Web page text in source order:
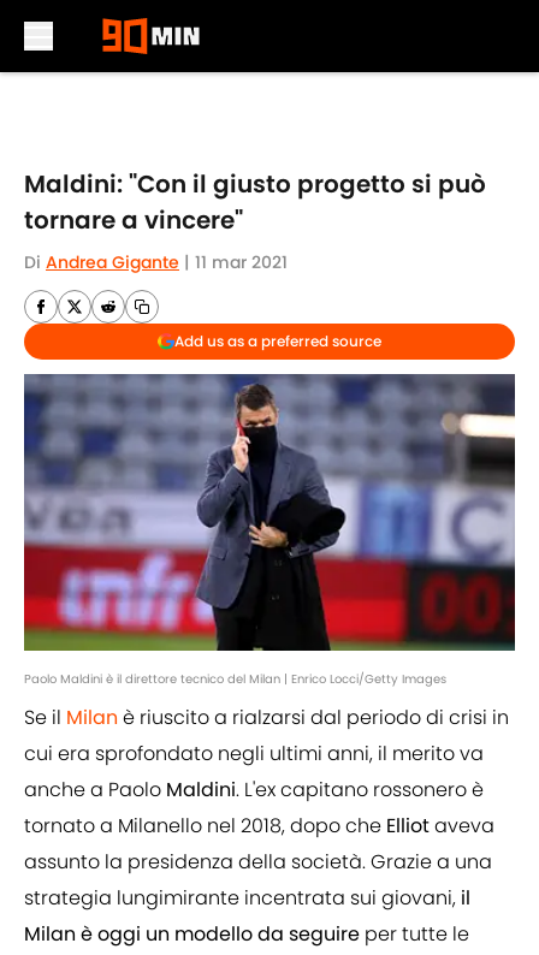
Maldini: "Con il giusto progetto si può
tornare a vincere"
Di Andrea Gigante | 11 mar 2021
Add us as a preferred source
Paolo Maldini è il direttore tecnico del Milan | Enrico Locci/Getty Images
Se il Milan è riuscito a rialzarsi dal periodo di crisi in
cui era sprofondato negli ultimi anni, il merito va
anche a Paolo Maldini. L'ex capitano rossonero è
tornato a Milanello nel 2018, dopo che Elliotaveva
assunto la presidenza della società. Grazie a una
strategia lungimirante incentrata sui giovani, il
Milan è oggi un modello da seguire per tutte le